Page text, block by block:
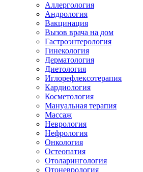
Аллергология
Андрология
Вакцинация
Вызов врача на дом
Гастроэнтерология
Гинекология
Дерматология
Диетология
Иглорефлексотерапия
Кардиология
Косметология
Мануальная терапия
Массаж
Неврология
Нефрология
Онкология
Остеопатия
Отоларингология
Отоневрология